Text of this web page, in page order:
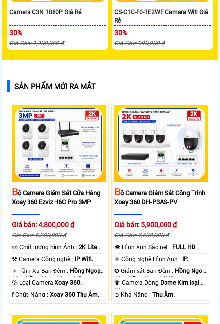
Camera C3N 1080P Giá Rẻ
30%
Giá Gốc: 1,300,000 ₫
CS-C1C-F0-1E2WF Camera Wifi Giá
Rẻ
30%
Giá Gốc: 990,000 ₫
SẢN PHẨM MỚI RA MẮT
BỘ Camera Giám Sát Cửa Hàng
Xoay 360 Ezviz H6C Pro 3MP
Giá bán: 4,800,000 ₫
Giá Gốc: 6,200,000 ₫
️👀 Chất lượng hình Ảnh :2K Lite .
⚒ Camera Công nghệ :
IP Wifi.
🔅 Tầm Xa Ban Đêm : Hồng Ngoại
10m Hồng Ngoại Smart IR.
💦 Loại CameraXoay 360.
️ƒ Chức Năng :Xoay 360 Thu Âm.
BỘ Camera Giám Sát Công Trình
Xoay 360 DH-P3AS-PV
Giá bán: 5,900,000 ₫
Giá Gốc: 7,500,000 ₫
👁 Hình Ảnh Sắc nét : FULL HD
1080P .
⚛️ Công Nghệ Hình Ảnh :
IP.
✪ Giám sát Ban Đêm : Hồng Ngoại
10m Hồng Ngoại SMD.
🐜 Camera Dòng Dome Kim loại +
Nhựa.
️➲ Khả Năng :Thu Âm.